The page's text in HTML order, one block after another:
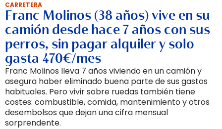
CARRETERA
Franc Molinos (38 años) vive en su
camión desde hace 7 años con sus
perros, sin pagar alquiler y solo
gasta 470€/mes
Franc Molinos lleva 7 años viviendo en un camión y
asegura haber eliminado buena parte de sus gastos
habituales. Pero vivir sobre ruedas también tiene
costes: combustible, comida, mantenimiento y otros
desembolsos que dejan una cifra mensual
sorprendente.